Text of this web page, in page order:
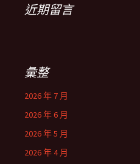
近期留言
彙整
2026 年 7 月
2026 年 6 月
2026 年 5 月
2026 年 4 月